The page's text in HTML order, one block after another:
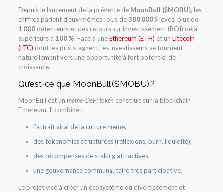
Depuis le lancement de la prévente de MoonBull ($MOBU), les
chiffres parlent d’eux‑mêmes : plus de300 000 $levés, plus de
1 000détenteurs et des retours sur investissement (ROI) déjà
supérieurs à 100 %. Face à uneEthereum (ETH) et un Litecoin
(LTC) dont les prix stagnent, les investisseurs se tournent
naturellement vers une opportunité à fort potentiel de
croissance.
Qu’est‑ce que MoonBull ($MOBU) ?
MoonBull est un meme‑DeFi token construit sur la blockchain
Ethereum. Il combine :
l’attrait viral de la culture meme,
des tokenomics structurées (réflexions, burn, liquidité),
des récompenses de staking attractives,
une gouvernance communautaire très participative.
Le projet vise à créer un écosystème où divertissement et